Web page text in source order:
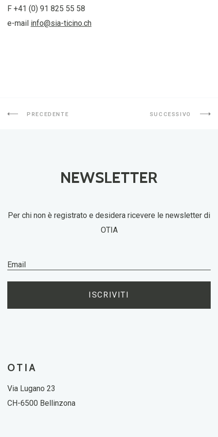
F +41 (0) 91 825 55 58
e-mail info@sia-ticino.ch
PRECEDENTE SUCCESSIVO
NEWSLETTER
Per chi non è registrato e desidera ricevere le newsletter di
OTIA
ISCRIVITI
OTIA
Via Lugano 23
CH-6500 Bellinzona